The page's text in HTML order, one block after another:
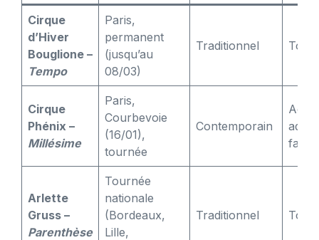
Cirque
d’Hiver
Bouglione –
Tempo
Paris,
permanent
(jusqu’au
08/03)
Traditionnel Tous
Cirque
Phénix –
Millésime
Paris,
Courbevoie
(16/01),
tournée
Contemporain
Arlette
Gruss –
Parenthèse
Tournée
nationale
(Bordeaux,
Lille,
Traditionnel Tous